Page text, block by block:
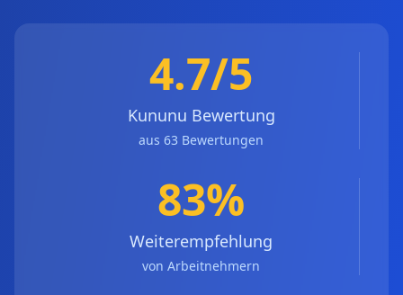
4.7/5
Kununu Bewertung
aus 63 Bewertungen
83%
Weiterempfehlung
von Arbeitnehmern